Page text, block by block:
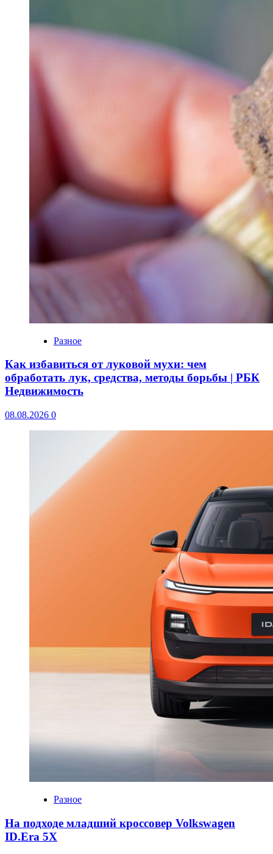
Разное
Как избавиться от луковой мухи: чем
обработать лук, средства, методы борьбы | РБК
Недвижимость
08.08.2026 0
Разное
На подходе младший кроссовер Volkswagen
ID.Era 5X